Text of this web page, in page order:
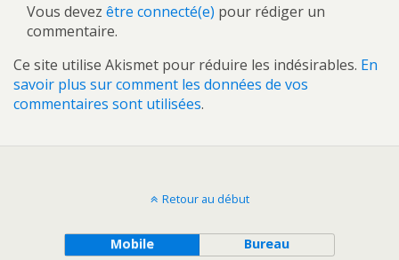
Vous devez être connecté(e) pour rédiger un
commentaire.
Ce site utilise Akismet pour réduire les indésirables. En
savoir plus sur comment les données de vos
commentaires sont utilisées.
Retour au début
Mobile Bureau